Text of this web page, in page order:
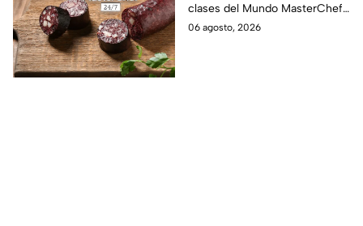
clases del Mundo MasterChef
24/7.
06 agosto, 2026